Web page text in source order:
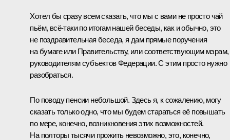
Хотел бы сразу всем сказать, что мы с вами не просто чай
пьём, всё‑таки по итогам нашей беседы, как и обычно, это
не поздравительная беседа, я дам прямые поручения
на бумаге или Правительству, или соответствующим мэрам,
руководителям субъектов Федерации. С этим просто нужно
разобраться.
По поводу пенсии небольшой. Здесь я, к сожалению, могу
сказать только одно, что мы будем стараться её повышать
по мере, конечно, возникновения этих возможностей.
На полторы тысячи прожить невозможно, это, конечно,